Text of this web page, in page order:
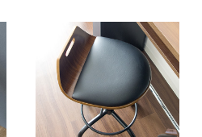
m 最大座面高83.5cm おすす
め おしゃれ 北欧 モダン スタイリ
ッシュ 肘置き付き カウンターチ
ェア PUレザー 椅子 チェアー